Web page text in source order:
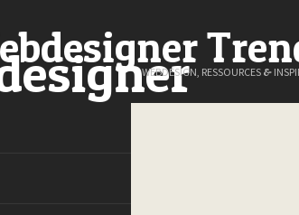
WEBDESIGN, RESSOURCES &